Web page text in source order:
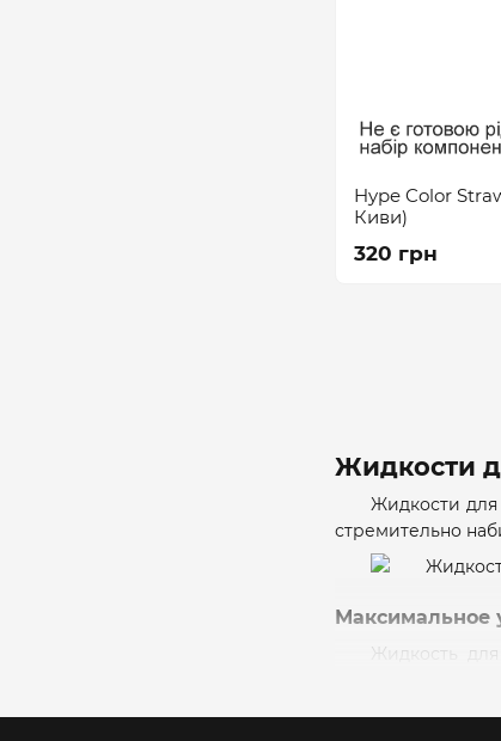
Жидкости
Жидкости для
стремительно
Максимальное
Жидкость
Hype Color
Киви)
320 грн